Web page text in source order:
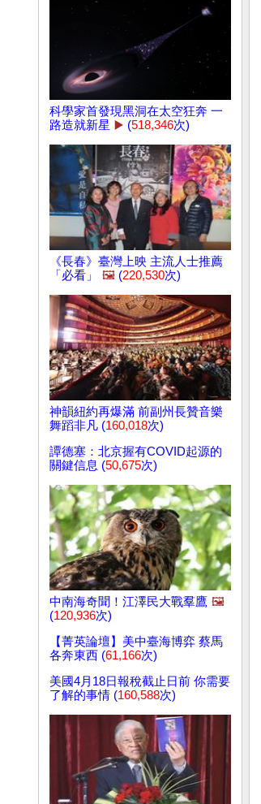
科學家首發現黑洞在太空狂奔 一
路造就新星 ▶️ (518,346次)
《長春》臺灣上映 主流人士推薦
「必看」
🖼️ (220,530次)
神韻紐約再爆滿 前副州長贊音樂
舞蹈非凡 (160,018次)
譚德塞：北京握有COVID起源的
關鍵信息 (50,675次)
中南海奇聞！江澤民大戰羣鷹 🖼️
(120,936次)
【菁英論壇】美中臺海博弈 蔡馬
各奔東西 (61,166次)
美國4月18日報稅截止日前 你需要
了解的事情 (160,588次)